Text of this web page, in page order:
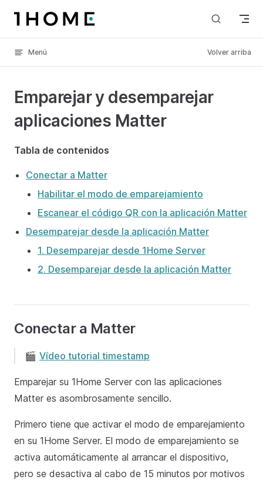
Skip to content
Menú Volver arriba
Emparejar y desemparejar
aplicaciones Matter
Tabla de contenidos
Conectar a Matter
Habilitar el modo de emparejamiento
Escanear el código QR con la aplicación Matter
Desemparejar desde la aplicación Matter
1. Desemparejar desde 1Home Server
2. Desemparejar desde la aplicación Matter
Conectar a Matter
🎬 Vídeo tutorial timestamp
Emparejar su 1Home Server con las aplicaciones
Matter es asombrosamente sencillo.
Primero tiene que activar el modo de emparejamiento
en su 1Home Server. El modo de emparejamiento se
activa automáticamente al arrancar el dispositivo,
pero se desactiva al cabo de 15 minutos por motivos